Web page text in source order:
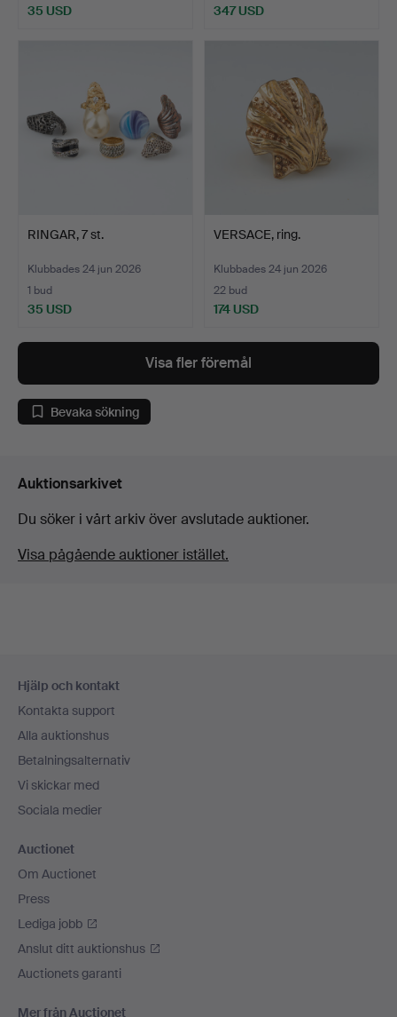
35 USD 347 USD
RINGAR, 7 st.
Klubbades 24 jun 2026
1 bud
35 USD
VERSACE, ring.
Klubbades 24 jun 2026
22 bud
174 USD
Visa fler föremål
Bevaka sökning
Auktionsarkivet
Du söker i vårt arkiv över avslutade auktioner.
Visa pågående auktioner istället.
Hjälp och kontakt
Kontakta support
Alla auktionshus
Betalningsalternativ
Vi skickar med
Sociala medier
Auctionet
Om Auctionet
Press
Lediga jobb
Anslut ditt auktionshus
Auctionets garanti
Mer från Auctionet